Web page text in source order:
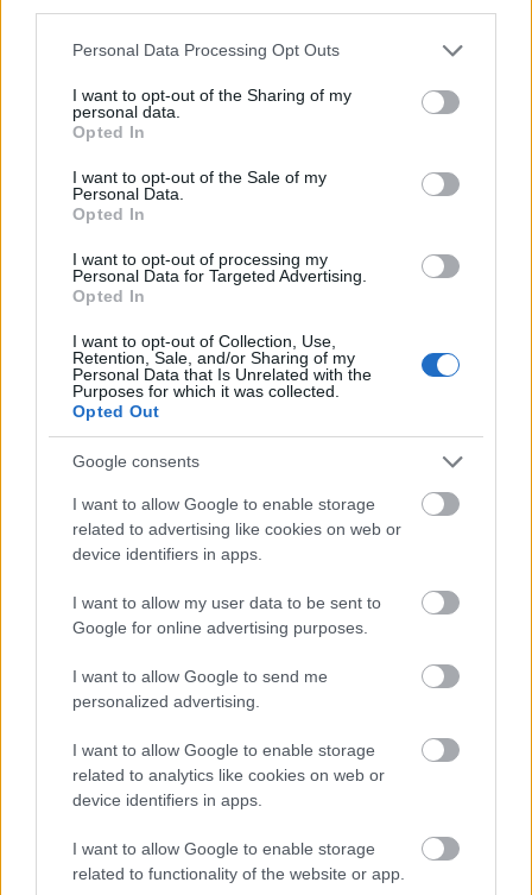
Please note that this website/app uses one or more Google
not limited to your visit or usage behaviour. You may click to
grant or deny consent to Google and its third-party tags to
use your data for below specified purposes in below Google
consent section.
Personal Data Processing Opt Outs
I want to opt-out of the Sharing of my
personal data.
Opted In
I want to opt-out of the Sale of my
Personal Data.
Opted In
I want to opt-out of processing my
Personal Data for Targeted Advertising.
Opted In
I want to opt-out of Collection, Use,
Retention, Sale, and/or Sharing of my
Personal Data that Is Unrelated with the
Purposes for which it was collected.
Opted Out
Google consents
I want to allow Google to enable storage
related to advertising like cookies on web or
device identifiers in apps.
I want to allow my user data to be sent to
Google for online advertising purposes.
I want to allow Google to send me
personalized advertising.
I want to allow Google to enable storage
related to analytics like cookies on web or
device identifiers in apps.
I want to allow Google to enable storage
related to functionality of the website or app.
EXTRA AJÁNLÓ
Az új magyar cipőd!
DIVAT
valami különlegeset viselnél a
strandon